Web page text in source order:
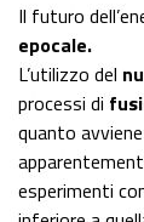
Il futuro
epocale.
L’utilizzo del
processi di
quanto
esperimenti